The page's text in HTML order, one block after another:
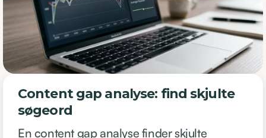
Content gap analyse: find skjulte
søgeord
En content gap analyse finder skjulte